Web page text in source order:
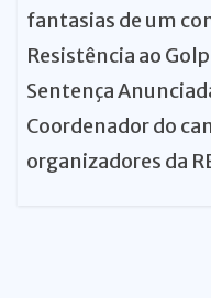
fantasias de um
Resistência ao
Sentença
Coordenador do
organizadores da